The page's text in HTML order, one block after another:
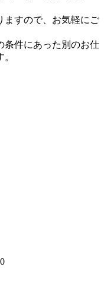
ますので、お気軽にご
条件にあった別のお仕
。